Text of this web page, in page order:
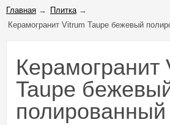
Главная → Плитка→
Керамогранит Vitrum Taupe бежевый
Керамогранит
Taupe